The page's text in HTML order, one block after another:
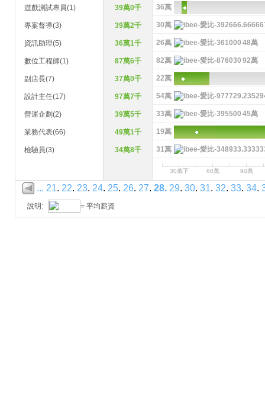
遊戲測試專員(1) 39萬0千 36萬
專案督導(3) 39萬2千 30萬
資訊助理(5) 36萬1千 26萬 48萬
數位工程師(1) 87萬6千 82萬 92萬
副店長(7) 37萬0千 22萬
設計主任(17) 97萬7千 54萬
營運企劃(2) 39萬5千 33萬 45萬
業務代表(66) 49萬1千 19萬
檢驗員(3) 34萬8千 31萬
30萬下 60萬 90萬
... 21. 22. 23. 24. 25. 26. 27. 28. 29. 30. 31. 32. 33. 34.
說明: = 平均薪資